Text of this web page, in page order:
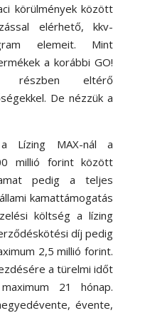
körülmények között
elérhető, kkv-
elemeit. Mint
a korábbi GO!
részben eltérő
De nézzük a
Lízing MAX-nál a
millió forint között
pedig a teljes
kamattámogatás
költség a lízing
díj pedig
2,5 millió forint.
a türelmi időt
21 hónap.
évente,